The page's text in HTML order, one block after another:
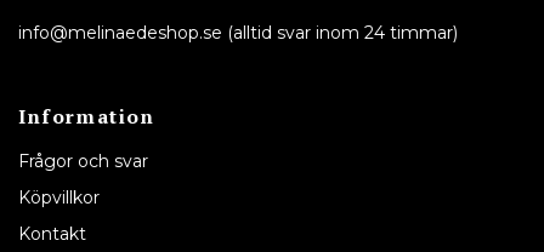
info@melinaedeshop.se (alltid svar inom 24 timmar)
Information
Frågor och svar
Köpvillkor
Kontakt